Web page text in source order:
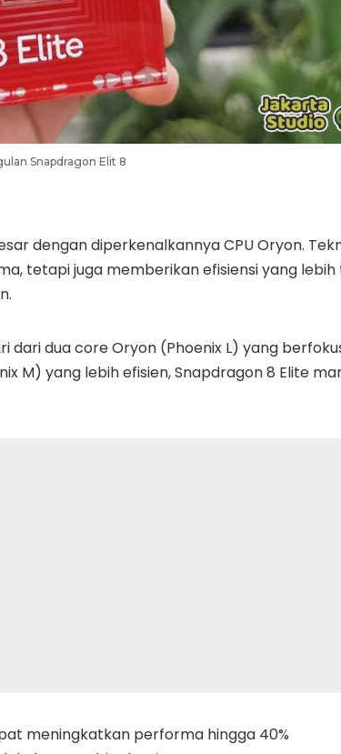
Snapdragon Elit 8
dengan diperkenalkannya CPU Oryon.
tetapi juga memberikan efisiensi yang lebih
dari dua core Oryon (Phoenix L) yang
M) yang lebih efisien, Snapdragon 8 Elite
meningkatkan performa hingga 40%